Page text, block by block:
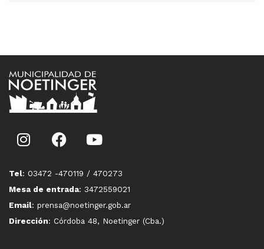
Tel: 03472 -470119 / 470273
Mesa de entrada: 3472559021
Email: prensa@noetinger.gob.ar
Dirección: Córdoba 48, Noetinger (Cba.)